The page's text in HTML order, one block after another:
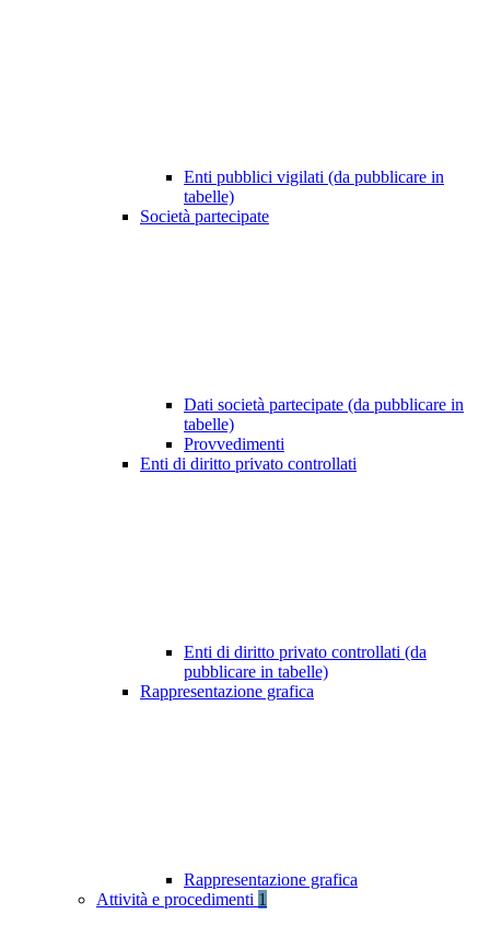
Enti pubblici vigilati (da pubblicare in
tabelle)
Società partecipate
Dati società partecipate (da pubblicare in
tabelle)
Provvedimenti
Enti di diritto privato controllati
Enti di diritto privato controllati (da
pubblicare in tabelle)
Rappresentazione grafica
Rappresentazione grafica
Attività e procedimenti 1